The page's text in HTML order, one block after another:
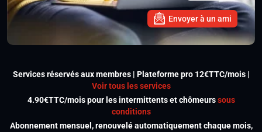
Envoyer à un ami
Services réservés aux membres | Plateforme pro 12€TTC/mois |
Voir tous les services
4.90€TTC/mois pour les intermittents et chômeurssous
conditions
Abonnement mensuel, renouvelé automatiquement chaque mois,